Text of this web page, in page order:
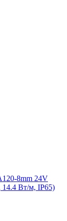
8mm 24V
14.4 Вт/м, IP65)